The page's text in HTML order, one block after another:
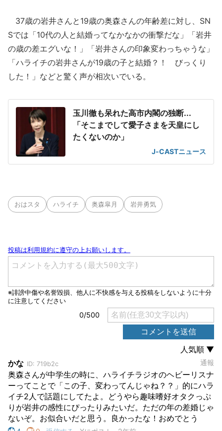
37歳の岩井さんと19歳の奥森さんの年齢差に対し、SN
Sでは「10代の人と結婚ってなかなかの衝撃だな」「岩井
の歳の差エグいな！」「岩井さんの印象変わっちゃうな」
「ハライチの岩井さんが19歳の子と結婚？！ びっくり
した！」などと驚く声が相次いでいる。
玉川徹も呆れた高市内閣の独断...
「そこまでして愛子さまを天皇にし
たくないのか」
J-CASTニュース
おはスタ ハライチ 奥森皐月 岩井勇気